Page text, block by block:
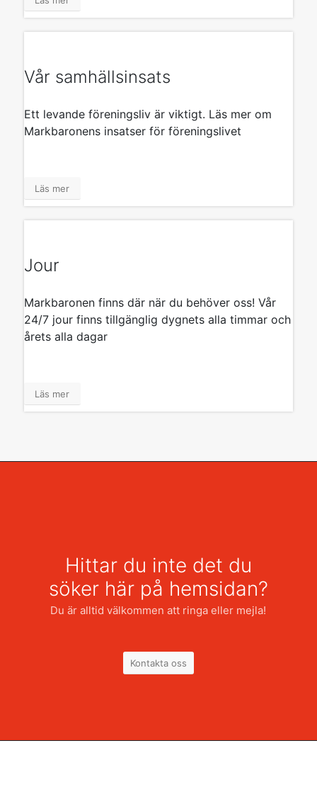
Vår samhällsinsats
Ett levande föreningsliv är viktigt. Läs mer om
Markbaronens insatser för föreningslivet
Läs mer
Jour
Markbaronen finns där när du behöver oss! Vår
24/7 jour finns tillgänglig dygnets alla timmar och
årets alla dagar
Läs mer
Hittar du inte det du
söker här på hemsidan?
Du är alltid välkommen att ringa eller mejla!
Kontakta oss